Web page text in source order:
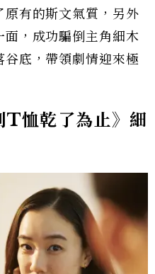
有的斯文氣質，另外
，成功騙倒主角細木
底，帶領劇情迎來極
T恤乾了為止》細